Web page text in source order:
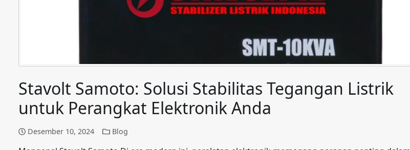
Stavolt Samoto: Solusi Stabilitas Tegangan Listrik
untuk Perangkat Elektronik Anda
Desember 10, 2024 Blog